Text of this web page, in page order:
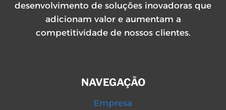
desenvolvimento de soluções inovadoras que
adicionam valor e aumentam a
competitividade de nossos clientes.
NAVEGAÇÃO
Empresa